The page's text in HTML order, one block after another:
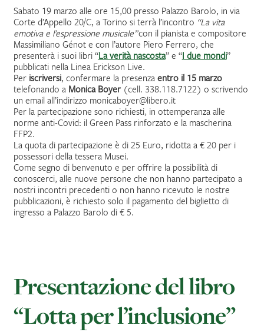
Sabato 19 marzo alle ore 15,00 presso Palazzo Barolo, in via
Corte d’Appello 20/C, a Torino si terrà l’incontro “La vita
emotiva e l’espressione musicale”con il pianista e compositore
Massimiliano Génot e con l’autore Piero Ferrero, che
presenterà i suoi libri “La verità nascosta” e “I due mondi”
pubblicati nella Linea Erickson Live.
Per iscriversi, confermare la presenza entro il 15 marzo
telefonando a Monica Boyer(cell. 338.118.7122) o scrivendo
un email all’indirizzo monicaboyer@libero.it
Per la partecipazione sono richiesti, in ottemperanza alle
norme anti-Covid: il Green Pass rinforzato e la mascherina
FFP2.
La quota di partecipazione è di 25 Euro, ridotta a € 20 per i
possessori della tessera Musei.
Come segno di benvenuto e per offrire la possibilità di
conoscerci, alle nuove persone che non hanno partecipato a
nostri incontri precedenti o non hanno ricevuto le nostre
pubblicazioni, è richiesto solo il pagamento del biglietto di
ingresso a Palazzo Barolo di € 5.
Presentazione del libro
“Lotta per l’inclusione”